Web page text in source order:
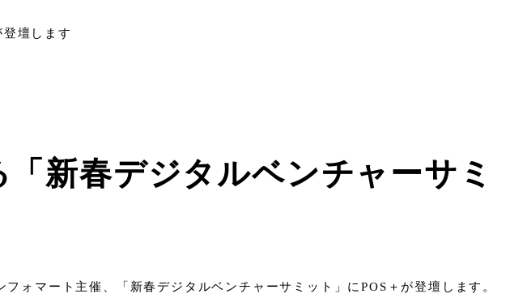
壇します
新春デジタルベンチャーサミ
ォマート主催、「新春デジタルベンチャーサミット」にPOS＋が登壇します。